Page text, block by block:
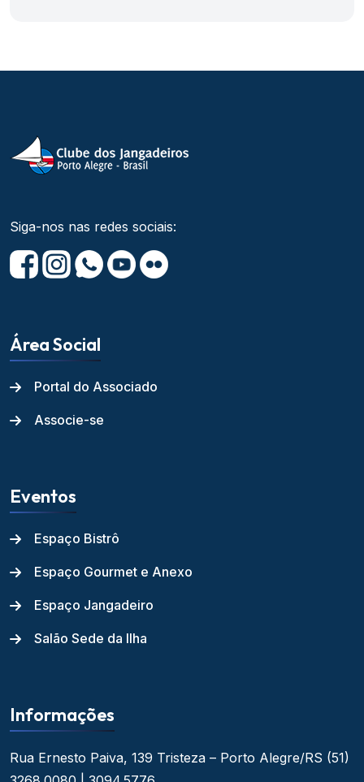
Siga-nos nas redes sociais:
Área Social
Portal do Associado
Associe-se
Eventos
Espaço Bistrô
Espaço Gourmet e Anexo
Espaço Jangadeiro
Salão Sede da Ilha
Informações
Rua Ernesto Paiva, 139 Tristeza – Porto Alegre/RS (51)